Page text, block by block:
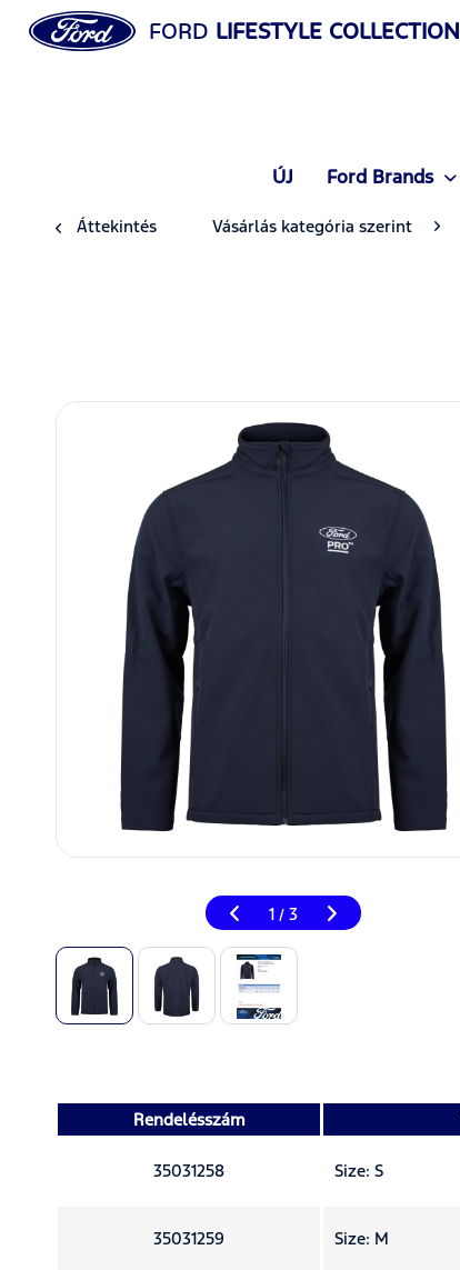
FORD LIFESTYLE COLLECTION
ÚJ Ford Brands
Áttekintés Vásárlás kategória szerint
1 / 3
Rendelésszám
35031258 Size: S
35031259 Size: M